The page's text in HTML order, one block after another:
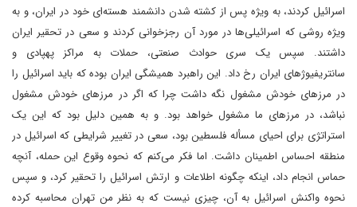
اسرائیل کردند، به ویژه پس از کشته شدن دانشمند هسته‌ای خود در ایران، و به
ویژه روشی که اسرائیلی‌ها در مورد آن رجزخوانی کردند و سعی در تحقیر ایران
داشتند. سپس یک سری حوادث صنعتی، حملات به مراکز پهپادی و
سانتریفیوژهای ایران رخ داد. این راهبرد همیشگی ایران بوده که باید اسرائیل را
در مرزهای خودش مشغول نگه داشت چرا که اگر در مرزهای خودش مشغول
نباشد، در مرزهای ما مشغول خواهد بود. و به همین دلیل بود که این یک
استراتژی برای احیای مسأله فلسطین بود، سعی در تغییر شرایطی که اسرائیل در
منطقه احساس اطمینان داشت. اما فکر می‌کنم که نحوه وقوع این حمله، آنچه
حماس انجام داد، اینکه چگونه اطلاعات و ارتش اسرائیل را تحقیر کرد، و سپس
نحوه واکنش اسرائیل به آن، چیزی نیست که به نظر من تهران محاسبه کرده